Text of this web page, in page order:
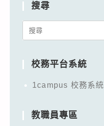
搜尋
Search
校務平台系統
1campus 校務系統
教職員專區